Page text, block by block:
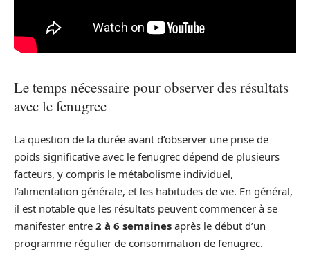
Le temps nécessaire pour observer des résultats
avec le fenugrec
La question de la durée avant d’observer une prise de
poids significative avec le fenugrec dépend de plusieurs
facteurs, y compris le métabolisme individuel,
l’alimentation générale, et les habitudes de vie. En général,
il est notable que les résultats peuvent commencer à se
manifester entre 2 à 6 semaines après le début d’un
programme régulier de consommation de fenugrec.